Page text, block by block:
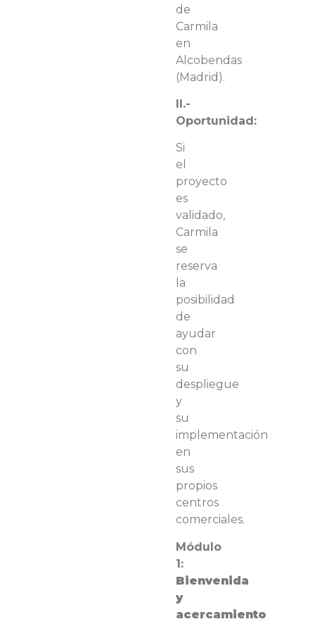
de
Carmila
en
Alcobendas
(Madrid).
II.-
Oportunidad:
Si
el
proyecto
es
validado,
Carmila
se
reserva
la
posibilidad
de
ayudar
con
su
despliegue
y
su
implementación
en
sus
propios
centros
comerciales.
Módulo
1:
Bienvenida
y
acercamiento